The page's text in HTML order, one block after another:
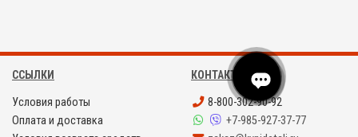
ССЫЛКИ
Условия работы
Оплата и доставка
КОНТАКТЫ
8-800-302-90-92
+7-985-927-37-77